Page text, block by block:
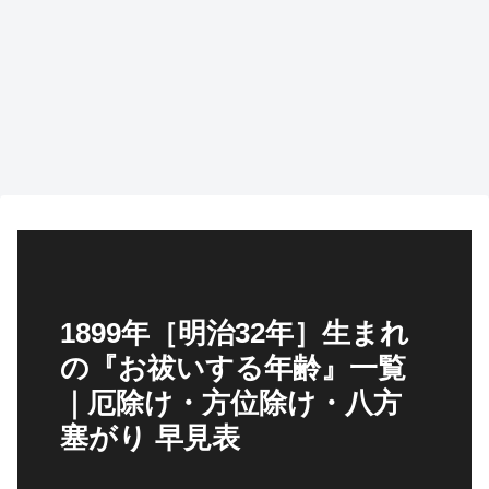
1899年［明治32年］生まれ
の『お祓いする年齢』一覧
｜厄除け・方位除け・八方
塞がり 早見表